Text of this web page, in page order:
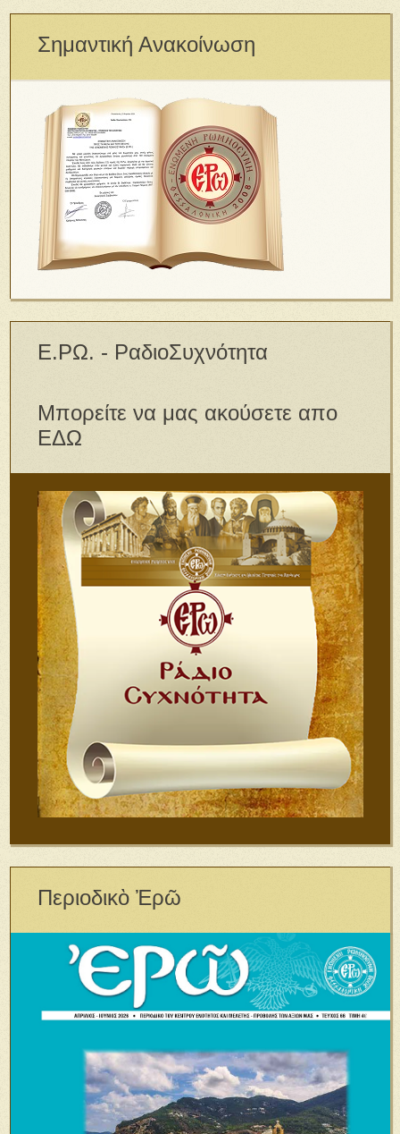
Σημαντική Ανακοίνωση
Ε.ΡΩ. - ΡαδιοΣυχνότητα
Μπορείτε να μας ακούσετε απο
ΕΔΩ
Περιοδικὸ Ἐρῶ